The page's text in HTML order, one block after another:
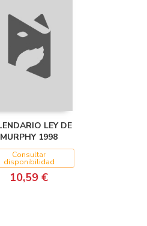
LEY DE
MURPHY 1998
Consultar
disponibilidad
10,59 €